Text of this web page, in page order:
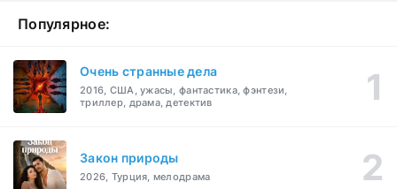
Популярное:
Очень странные дела
2016, США, ужасы, фантастика, фэнтези,
триллер, драма, детектив
Закон природы
2026, Турция, мелодрама